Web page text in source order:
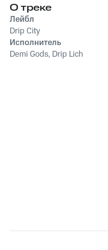
О треке
Лейбл
Drip City
Исполнитель
Demi Gods, Drip Lich